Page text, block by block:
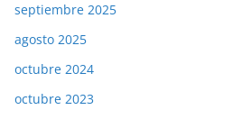
septiembre 2025
agosto 2025
octubre 2024
octubre 2023